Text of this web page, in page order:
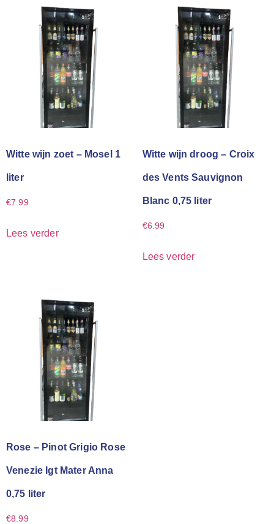
Witte wijn zoet – Mosel 1
liter
€7.99
Lees verder
Witte wijn droog – Croix
des Vents Sauvignon
Blanc 0,75 liter
€6.99
Lees verder
Rose – Pinot Grigio Rose
Venezie Igt Mater Anna
0,75 liter
€8.99